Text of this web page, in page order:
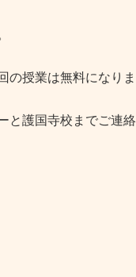
の授業は無料になりま
と護国寺校までご連絡